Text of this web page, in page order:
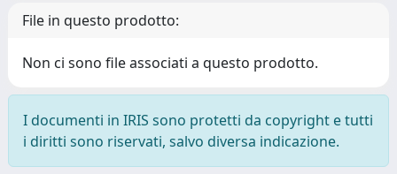
File in questo prodotto:
Non ci sono file associati a questo prodotto.
I documenti in IRIS sono protetti da copyright e tutti
i diritti sono riservati, salvo diversa indicazione.